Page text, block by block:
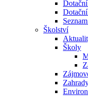
Školství
Školy